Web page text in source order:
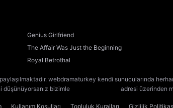
Genius Girlfriend
The Affair Was Just the Beginning
Royal Betrothal
webdramaturkey kendi sunucularında
düşünüyorsanız bizimle
adresi üzerinden
Kullanım Koşulları Topluluk Kuralları Gizlilik